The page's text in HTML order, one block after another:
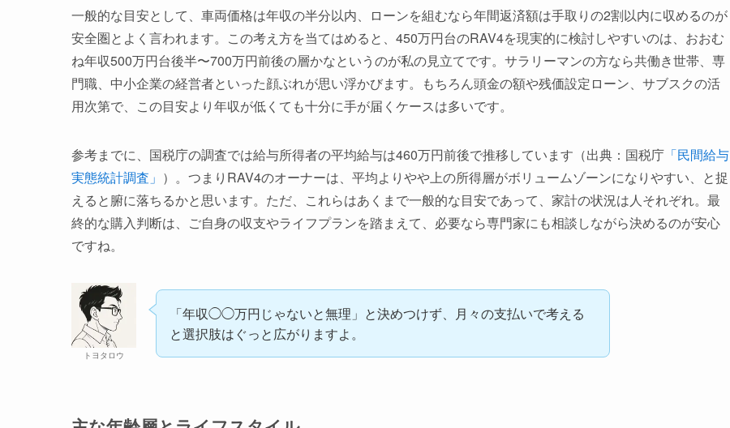
一般的な目安として、車両価格は年収の半分以内、ローンを組むなら年間返済額は手取りの2割以内に収めるのが
安全圏とよく言われます。この考え方を当てはめると、450万円台のRAV4を現実的に検討しやすいのは、おおむ
ね年収500万円台後半〜700万円前後の層かなというのが私の見立てです。サラリーマンの方なら共働き世帯、専
門職、中小企業の経営者といった顔ぶれが思い浮かびます。もちろん頭金の額や残価設定ローン、サブスクの活
用次第で、この目安より年収が低くても十分に手が届くケースは多いです。
参考までに、国税庁の調査では給与所得者の平均給与は460万円前後で推移しています（出典：国税庁 「民間給与
実態統計調査」 ）。つまりRAV4のオーナーは、平均よりやや上の所得層がボリュームゾーンになりやすい、と捉
えると腑に落ちるかと思います。ただ、これらはあくまで一般的な目安であって、家計の状況は人それぞれ。最
終的な購入判断は、ご自身の収支やライフプランを踏まえて、必要なら専門家にも相談しながら決めるのが安心
ですね。
トヨタロウ
「年収◯◯万円じゃないと無理」と決めつけず、月々の支払いで考える
と選択肢はぐっと広がりますよ。